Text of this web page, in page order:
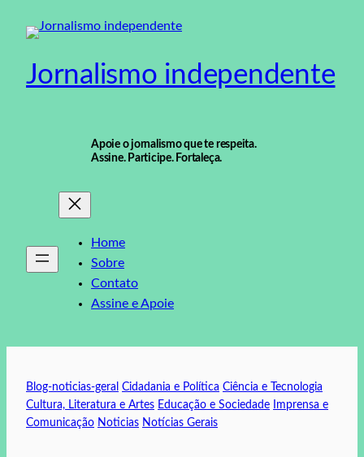
para
conteúdo
Jornalismo independente
Apoie o jornalismo que te respeita.
Assine. Participe. Fortaleça.
Home
Sobre
Contato
Assine e Apoie
Blog-noticias-geral Cidadania e Política Ciência e Tecnologia
Cultura, Literatura e Artes Educação e Sociedade
Imprensa e
Comunicação Noticias Notícias Gerais